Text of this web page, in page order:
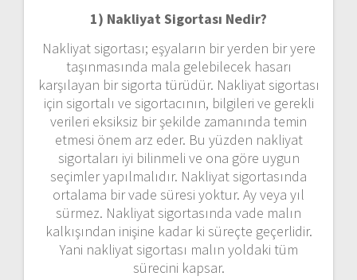
1) Nakliyat Sigortası Nedir?
Nakliyat sigortası; eşyaların bir yerden bir yere
taşınmasında mala gelebilecek hasarı
karşılayan bir sigorta türüdür. Nakliyat sigortası
için sigortalı ve sigortacının, bilgileri ve gerekli
verileri eksiksiz bir şekilde zamanında temin
etmesi önem arz eder. Bu yüzden nakliyat
sigortaları iyi bilinmeli ve ona göre uygun
seçimler yapılmalıdır. Nakliyat sigortasında
ortalama bir vade süresi yoktur. Ay veya yıl
sürmez. Nakliyat sigortasında vade malın
kalkışından inişine kadar ki süreçte geçerlidir.
Yani nakliyat sigortası malın yoldaki tüm
sürecini kapsar.